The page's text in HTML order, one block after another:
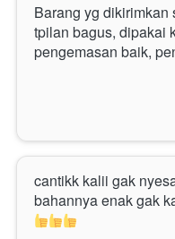
Barang yg
tpilan bagus, dipakai
pengemasan baik,
cantikk kalii gak
bahannya enak gak